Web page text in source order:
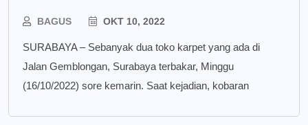
BAGUS OKT 10, 2022
SURABAYA – Sebanyak dua toko karpet yang ada di
Jalan Gemblongan, Surabaya terbakar, Minggu
(16/10/2022) sore kemarin. Saat kejadian, kobaran